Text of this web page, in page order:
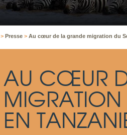
> Presse > Au cœur de la grande migration du
AU CŒUR
MIGRATION
EN